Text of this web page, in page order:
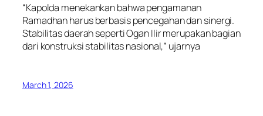
“Kapolda menekankan bahwa pengamanan
Ramadhan harus berbasis pencegahan dan sinergi.
Stabilitas daerah seperti Ogan Ilir merupakan bagian
dari konstruksi stabilitas nasional,” ujarnya
March 1, 2026